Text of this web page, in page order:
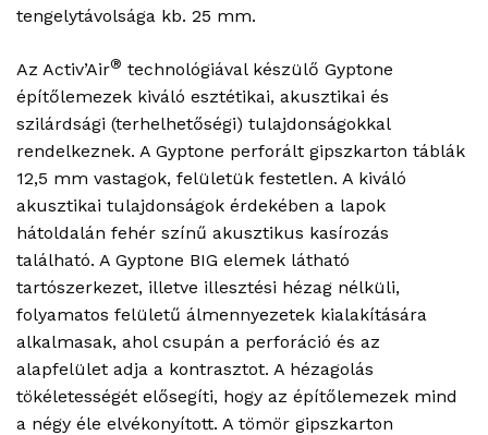
tengelytávolsága kb. 25 mm.
Az Activ’Air® technológiával készülő Gyptone
építőlemezek kiváló esztétikai, akusztikai és
szilárdsági (terhelhetőségi) tulajdonságokkal
rendelkeznek. A Gyptone perforált gipszkarton táblák
12,5 mm vastagok, felületük festetlen. A kiváló
akusztikai tulajdonságok érdekében a lapok
hátoldalán fehér színű akusztikus kasírozás
található. A Gyptone BIG elemek látható
tartószerkezet, illetve illesztési hézag nélküli,
folyamatos felületű álmennyezetek kialakítására
alkalmasak, ahol csupán a perforáció és az
alapfelület adja a kontrasztot. A hézagolás
tökéletességét elősegíti, hogy az építőlemezek mind
a négy éle elvékonyított. A tömör gipszkarton